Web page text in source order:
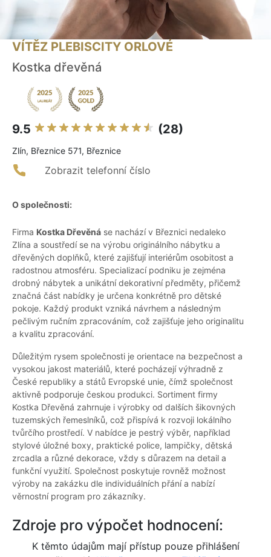
VÍTĚZ PLEBISCITY ORLOVÉ
Kostka dřevěná
9.5 (28)
Zlín, Březnice 571, Březnice
Zobrazit telefonní číslo
O společnosti:
Firma Kostka Dřevěná se nachází v Březnici nedaleko
Zlína a soustředí se na výrobu originálního nábytku a
dřevěných doplňků, které zajišťují interiérům osobitost a
radostnou atmosféru. Specializací podniku je zejména
drobný nábytek a unikátní dekorativní předměty, přičemž
značná část nabídky je určena konkrétně pro dětské
pokoje. Každý produkt vzniká návrhem a následným
pečlivým ručním zpracováním, což zajišťuje jeho originalitu
a kvalitu zpracování.
Důležitým rysem společnosti je orientace na bezpečnost a
vysokou jakost materiálů, které pocházejí výhradně z
České republiky a států Evropské unie, čímž společnost
aktivně podporuje českou produkci. Sortiment firmy
Kostka Dřevěná zahrnuje i výrobky od dalších šikovných
tuzemských řemeslníků, což přispívá k rozvoji lokálního
tvůrčího prostředí. V nabídce je pestrý výběr, například
stylové úložné boxy, praktické police, lampičky, dětská
zrcadla a různé dekorace, vždy s důrazem na detail a
funkční využití. Společnost poskytuje rovněž možnost
výroby na zakázku dle individuálních přání a nabízí
věrnostní program pro zákazníky.
Zdroje pro výpočet hodnocení:
K těmto údajům mají přístup pouze přihlášení